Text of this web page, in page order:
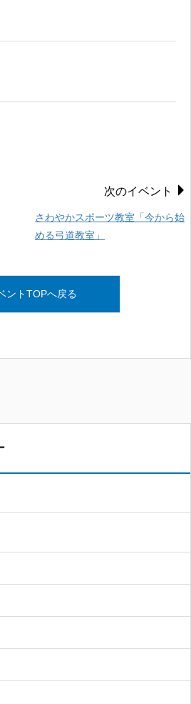
次のイベント
さわやかスポーツ教室「今から始
める弓道教室」
ントTOPへ戻る